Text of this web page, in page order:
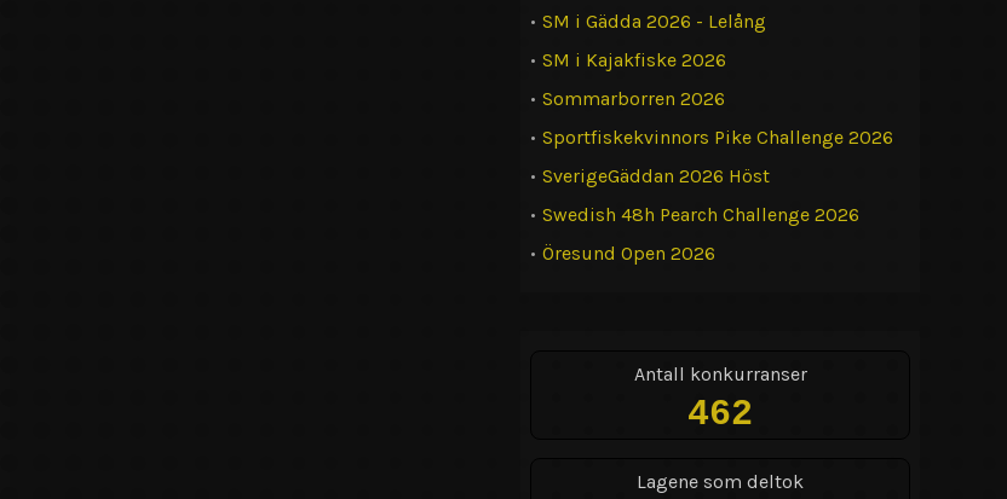
• SM i Gädda 2026 - Lelång
• SM i Kajakfiske 2026
• Sommarborren 2026
• Sportfiskekvinnors Pike Challenge 2026
• SverigeGäddan 2026 Höst
• Swedish 48h Pearch Challenge 2026
• Öresund Open 2026
Antall konkurranser
462
Lagene som deltok